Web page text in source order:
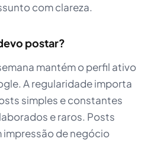
com clareza.
postar?
mantém o perfil ativo
A regularidade importa
simples e constantes
e raros. Posts
de negócio